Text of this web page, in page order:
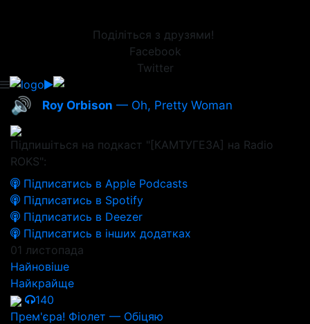
Поділіться з друзями!
Facebook
Twitter
🔊 Roy Orbison — Oh, Pretty Woman
Підпишіться на подкаст "[КАМТУГЕЗА] на Radio
ROKS":
Підписатись в Apple Podcasts
Підписатись в Spotify
Підписатись в Deezer
Підписатись в інших додатках
01 листопада
Найновіше
Найкрайще
140
Прем'єра! Фіолет — Обіцяю